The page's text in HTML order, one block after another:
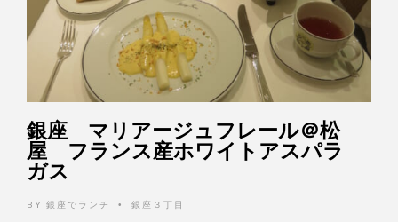
銀座 マリアージュフレール＠松
屋 フランス産ホワイトアスパラ
ガス
BY 銀座でランチ • 銀座３丁目